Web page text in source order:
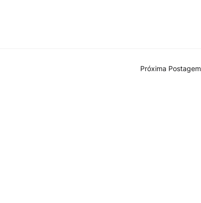
Próxima Postagem